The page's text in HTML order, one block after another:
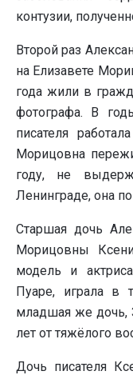
контузии,
Второй раз
на Елизавете
года жили в
фотографа. В
писателя
Морицовна
году, не
Ленинграде, она
Старшая дочь
Морицовны
модель и
Пуаре, играла в
младшая же дочь,
лет от тяжёлого
Дочь писателя